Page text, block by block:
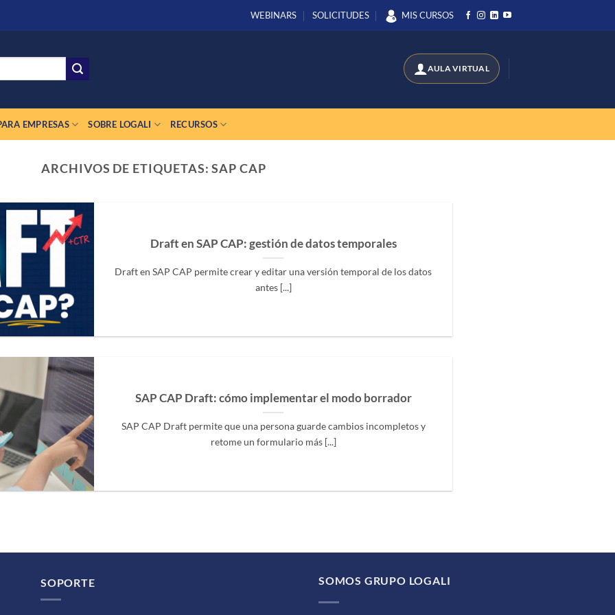
WEBINARS SOLICITUDES MIS CURSOS
EMPRESAS SOBRE LOGALI RECURSOS
ARCHIVOS DE ETIQUETAS:SAP CAP
Draft en SAP CAP: gestión de datos temporales
Draft en SAP CAP permite crear y editar una versión temporal de los datos
antes [...]
SAP CAP Draft: cómo implementar el modo borrador
SAP CAP Draft permite que una persona guarde cambios incompletos y
retome un formulario más [...]
SOPORTE SOMOS GRUPO LOGALI